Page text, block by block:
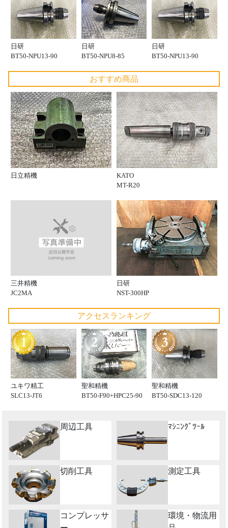
日研
BT50-NPU13-90
日研
BT50-NPU8-85
日研
BT50-NPU13-90
おすすめ商品
日立精機
KATO
MT-R20
三井精機
JC2MA
日研
NST-300HP
アクセスランキング
ユキワ精工
SLC13-JT6
聖和精機
BT50-F90+HPC25-90
聖和精機
BT50-SDC13-120
周辺工具 ﾏｼﾆﾝｸﾞﾂｰﾙ
切削工具 測定工具
コンプレッサ
環境・物流用